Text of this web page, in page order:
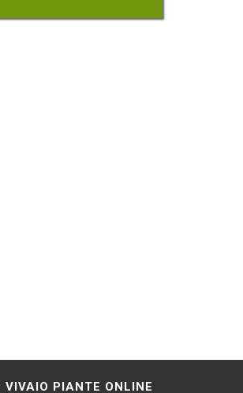
VIVAIO PIANTE ONLINE